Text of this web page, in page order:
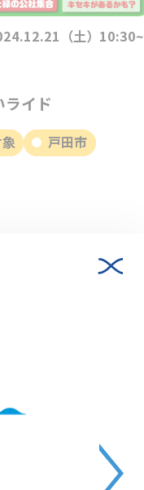
（土）10:30~
ライド
戸田市